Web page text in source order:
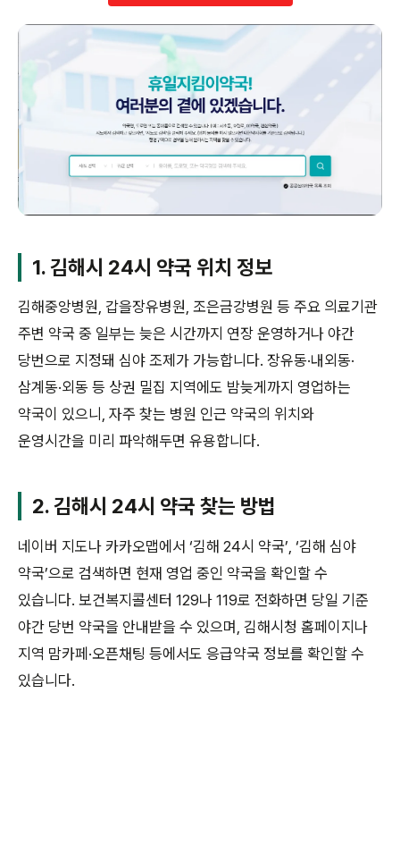
1. 김해시 24시 약국 위치 정보
김해중앙병원, 갑을장유병원, 조은금강병원 등 주요 의료기관
주변 약국 중 일부는 늦은 시간까지 연장 운영하거나 야간
당번으로 지정돼 심야 조제가 가능합니다. 장유동·내외동·
삼계동·외동 등 상권 밀집 지역에도 밤늦게까지 영업하는
약국이 있으니, 자주 찾는 병원 인근 약국의 위치와
운영시간을 미리 파악해두면 유용합니다.
2. 김해시 24시 약국 찾는 방법
네이버 지도나 카카오맵에서 ‘김해 24시 약국’, ‘김해 심야
약국’으로 검색하면 현재 영업 중인 약국을 확인할 수
있습니다. 보건복지콜센터 129나 119로 전화하면 당일 기준
야간 당번 약국을 안내받을 수 있으며, 김해시청 홈페이지나
지역 맘카페·오픈채팅 등에서도 응급약국 정보를 확인할 수
있습니다.